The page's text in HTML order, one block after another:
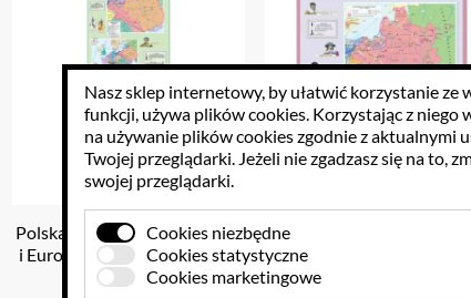
Polska i Litwa Jagiellonów/RP
i Europa w okresie renesansu
wieku/Rzeczpospolita
Nasz sklep internetowy, by ułatwić korzystanie ze
funkcji, używa plików cookies. Korzystając z niego
na używanie plików cookies zgodnie z aktualnymi
Twojej przeglądarki. Jeżeli nie zgadzasz się na to,
swojej przeglądarki.
Cookies niezbędne
Cookies statystyczne
Cookies marketingowe